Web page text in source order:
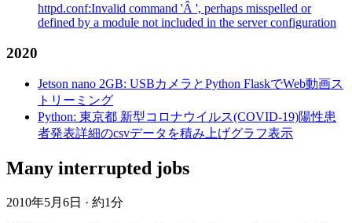
httpd.conf:Invalid command 'Â ', perhaps misspelled or
defined by a module not included in the server configuration
2020
Jetson nano 2GB: USBカメラとPython FlaskでWeb動画ス
トリーミング
Python: 東京都 新型コロナウイルス(COVID-19)陽性患
者発表詳細のcsvデータを積み上げグラフ表示
Many interrupted jobs
2010年5月6日 · 約1分